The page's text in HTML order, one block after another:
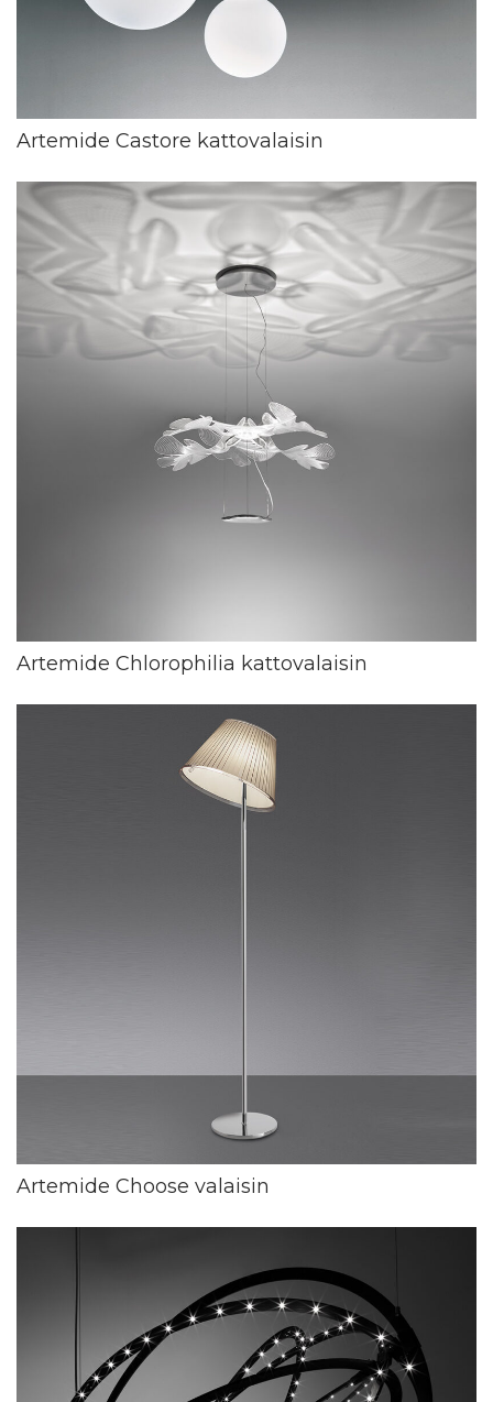
Artemide Castore kattovalaisin
Artemide Chlorophilia kattovalaisin
Artemide Choose valaisin